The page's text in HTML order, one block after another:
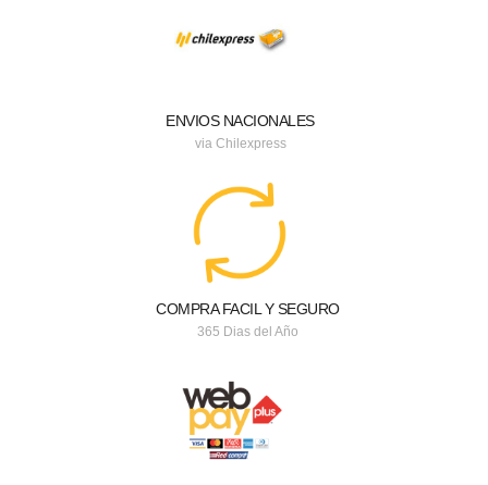
ENVIOS NACIONALES
via Chilexpress
COMPRA FACIL Y SEGURO
365 Dias del Año